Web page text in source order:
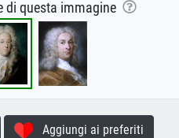
di questa immagine
Aggiungi ai preferiti